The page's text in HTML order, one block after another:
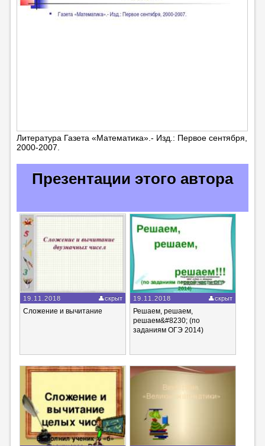
Литература Газета «Математика».- Изд.: Первое сентября,
2000-2007.
Презентации этого автора
19.11.2018 скрыт
Сложение и вычитание
19.11.2018 скрыт
Решаем, решаем,
решаем&#8230; (по
заданиям ОГЭ 2014)